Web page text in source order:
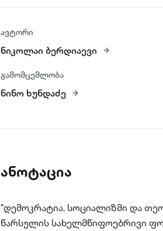
ავტორი
ნიკოლაი ბერდიაევი
გამომცემლობა
ნინო ხუნდაძე
ანოტაცია
"დემოკრატია, სოციალიზმი და
წარსულის სახელმწიფოებრივი